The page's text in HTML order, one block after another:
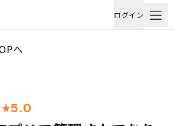
ログイン
へ
5.0